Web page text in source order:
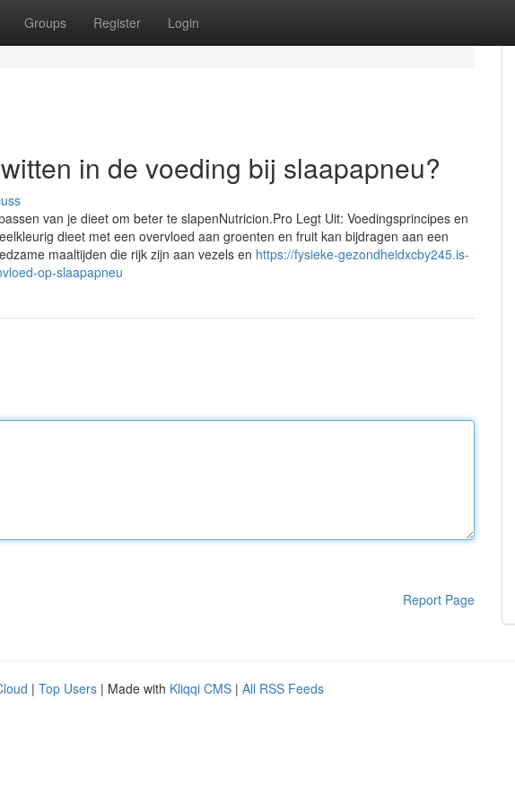
Groups Register Login
in de voeding bij slaapapneu?
van je dieet om beter te slapenNutricion.Pro Legt Uit: Voedingsprincipes en
dieet met een overvloed aan groenten en fruit kan bijdragen aan een
maaltijden die rijk zijn aan vezels en https://fysieke-gezondheidxcby245.is-
op-slaapapneu
Report Page
| Top Users | Made with Kliqqi CMS | All RSS Feeds